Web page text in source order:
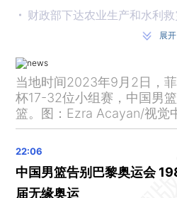
财政部下达农业生产和水利
8月理想交付量领跑“蔚小理”
中国女排奥运资格赛23人大名
台风红色预警继续 “苏拉”影
受台风“苏拉”影响 广东多地
广西崇左江州区发生3.3级地
展开
当地时间2023年9月2日，
杯17-32位小组赛，中国男
篮。图：Ezra Acayan/视觉
中国男篮告别巴黎奥运会
届无缘奥运